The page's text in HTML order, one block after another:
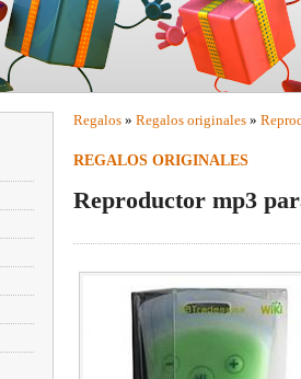
Regalos » Regalos originales »
REGALOS ORIGINALES
Reproductor mp3